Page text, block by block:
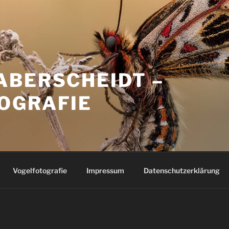
–
Vogelfotografie Impressum Datenschutzerklärung